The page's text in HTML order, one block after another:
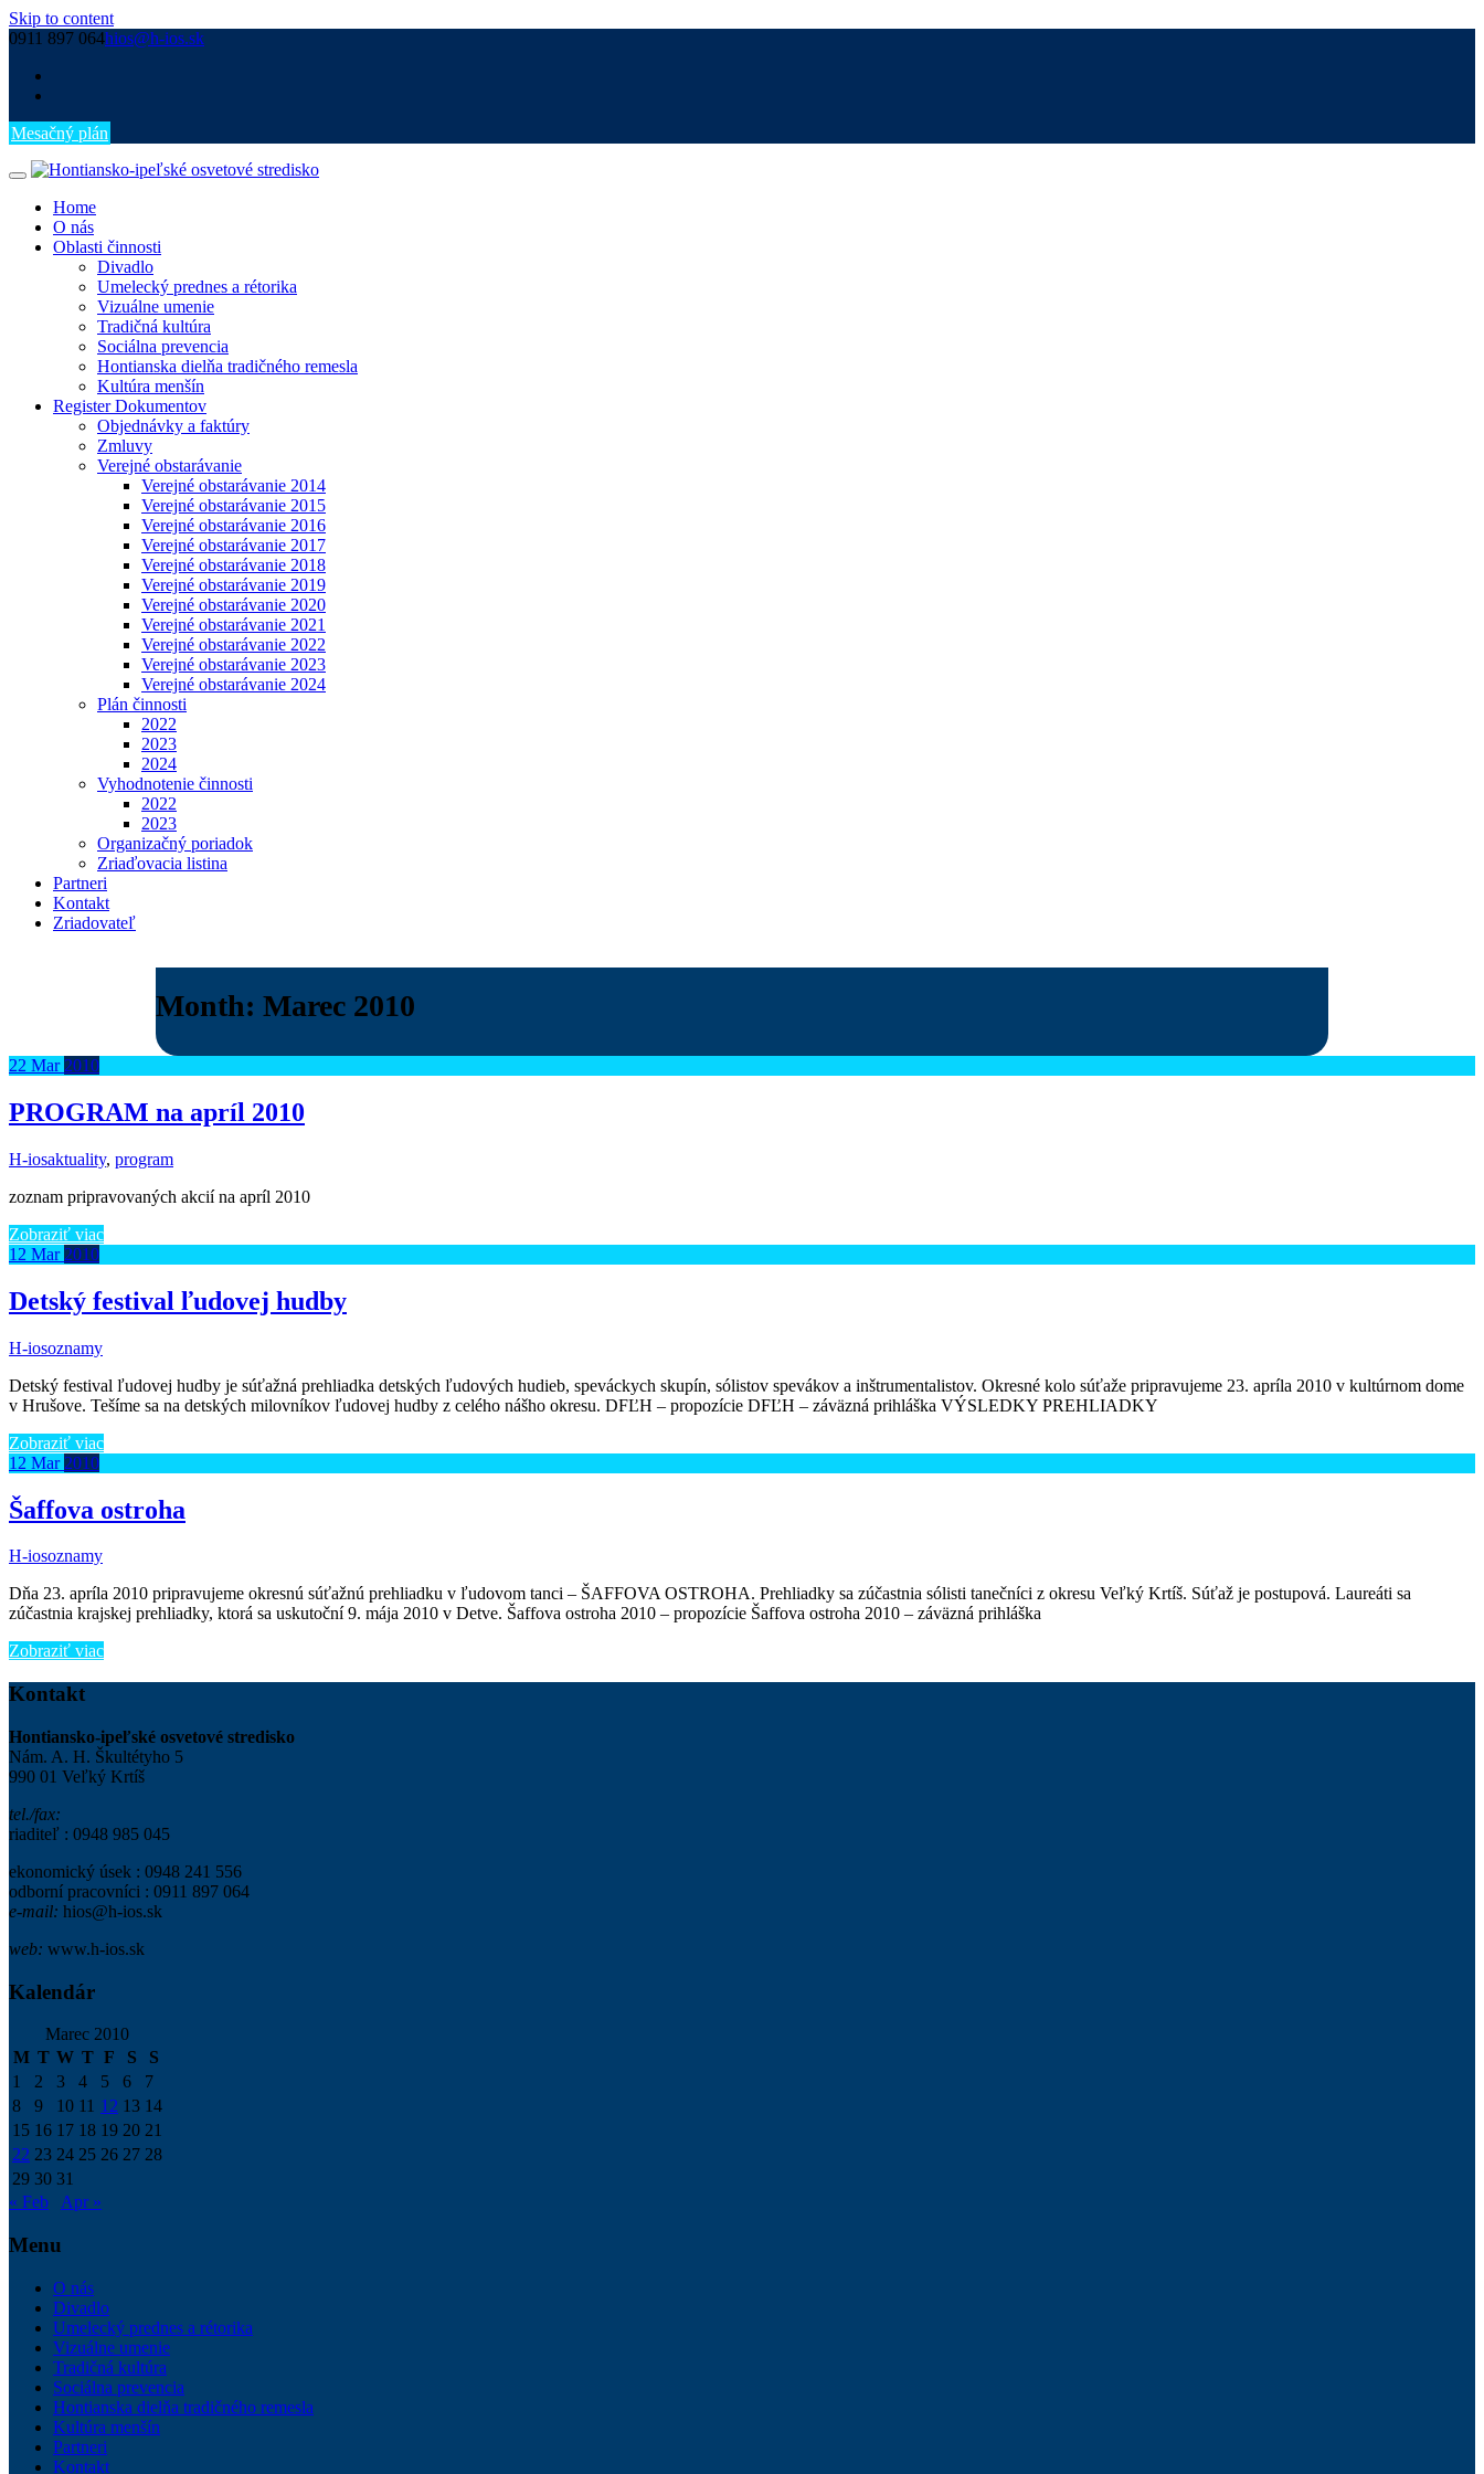
Skip to content
0911 897 064hios@h-ios.sk
Mesačný plán
Home
O nás
Oblasti činnosti
Divadlo
Umelecký prednes a rétorika
Vizuálne umenie
Tradičná kultúra
Sociálna prevencia
Hontianska dielňa tradičného remesla
Kultúra menšín
Register Dokumentov
Objednávky a faktúry
Zmluvy
Verejné obstarávanie
Verejné obstarávanie 2014
Verejné obstarávanie 2015
Verejné obstarávanie 2016
Verejné obstarávanie 2017
Verejné obstarávanie 2018
Verejné obstarávanie 2019
Verejné obstarávanie 2020
Verejné obstarávanie 2021
Verejné obstarávanie 2022
Verejné obstarávanie 2023
Verejné obstarávanie 2024
Plán činnosti
2022
2023
2024
Vyhodnotenie činnosti
2022
2023
Organizačný poriadok
Zriaďovacia listina
Partneri
Kontakt
Zriadovateľ
Month: Marec 2010
22 Mar 2010
PROGRAM na apríl 2010
H-iosaktuality, program
zoznam pripravovaných akcií na apríl 2010
Zobraziť viac
12 Mar 2010
Detský festival ľudovej hudby
H-iosoznamy
Detský festival ľudovej hudby je súťažná prehliadka detských ľudových hudieb, speváckych skupín, sólistov spevákov a inštrumentalistov. Okresné kolo súťaže pripravujeme 23. apríla 2010 v kultúrnom dome
v Hrušove. Tešíme sa na detských milovníkov ľudovej hudby z celého nášho okresu. DFĽH – propozície DFĽH – záväzná prihláška VÝSLEDKY PREHLIADKY
Zobraziť viac
12 Mar 2010
Šaffova ostroha
H-iosoznamy
Dňa 23. apríla 2010 pripravujeme okresnú súťažnú prehliadku v ľudovom tanci – ŠAFFOVA OSTROHA. Prehliadky sa zúčastnia sólisti tanečníci z okresu Veľký Krtíš. Súťaž je postupová. Laureáti sa
zúčastnia krajskej prehliadky, ktorá sa uskutoční 9. mája 2010 v Detve. Šaffova ostroha 2010 – propozície Šaffova ostroha 2010 – záväzná prihláška
Zobraziť viac
Kontakt
Hontiansko-ipeľské osvetové stredisko
Nám. A. H. Škultétyho 5
990 01 Veľký Krtíš
tel./fax:
riaditeľ : 0948 985 045
ekonomický úsek : 0948 241 556
odborní pracovníci : 0911 897 064
e-mail: hios@h-ios.sk
web: www.h-ios.sk
Kalendár
Marec 2010
M T W T F S
S
1
2 3 4 5 6
7
8
9 10 11 12 13 14
15 16 17 18 19 20 21
22 23 24 25 26 27 28
29 30 31
« Feb
Apr »
Menu
O nás
Divadlo
Umelecký prednes a rétorika
Vizuálne umenie
Tradičná kultúra
Sociálna prevencia
Hontianska dielňa tradičného remesla
Kultúra menšín
Partneri
Kontakt